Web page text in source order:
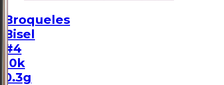
Broqueles
Bisel
#4
10k
0.3g